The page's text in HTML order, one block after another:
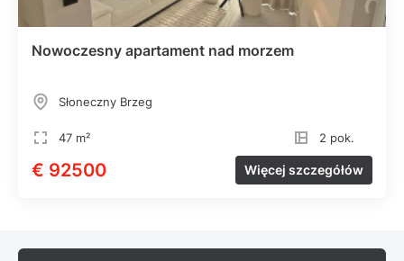
Nowoczesny apartament nad morzem
Słoneczny Brzeg
47 m² 2 pok.
€ 92500 Więcej szczegółów